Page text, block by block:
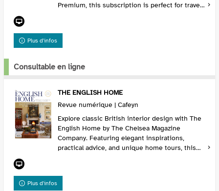
Premium, this subscription is perfect for travel
Plus d'infos
Consultable en ligne
THE ENGLISH HOME
Revue numérique | Cafeyn
Explore classic British interior design with The
English Home by The Chelsea Magazine
Company. Featuring elegant inspirations,
practical advice, and unique home tours, this
Plus d'infos